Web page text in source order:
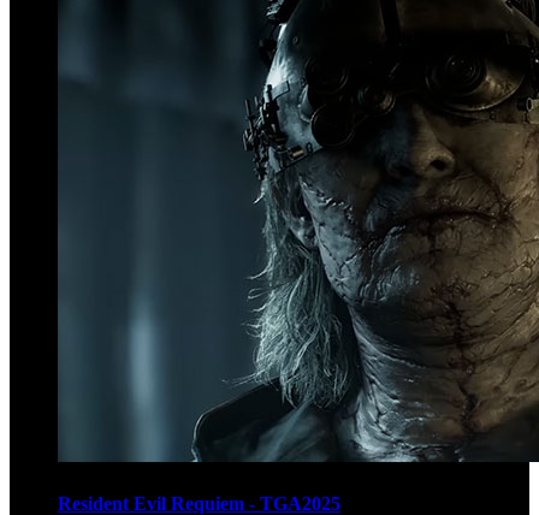
Resident Evil Requiem - TGA2025